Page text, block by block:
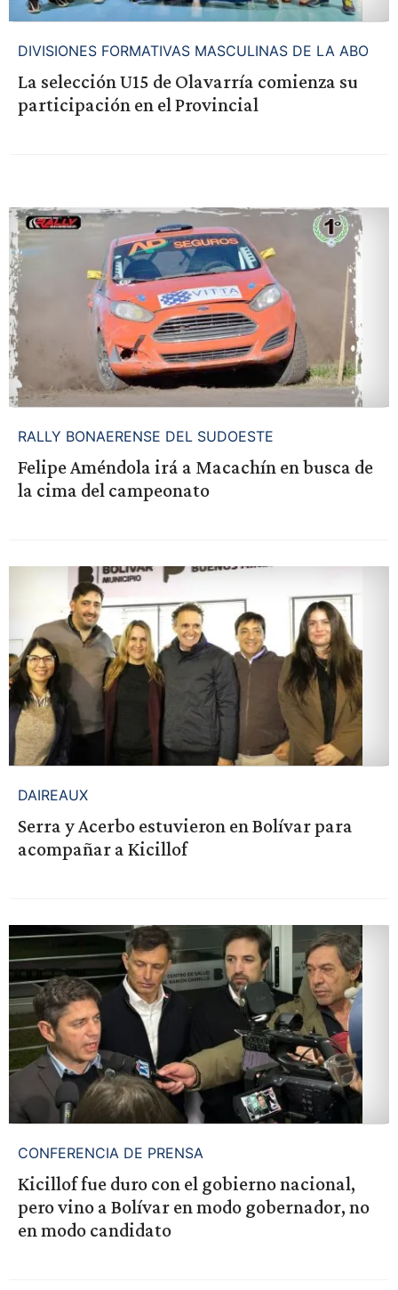
DIVISIONES FORMATIVAS MASCULINAS DE LA ABO
La selección U15 de Olavarría comienza su
participación en el Provincial
RALLY BONAERENSE DEL SUDOESTE
Felipe Améndola irá a Macachín en busca de
la cima del campeonato
DAIREAUX
Serra y Acerbo estuvieron en Bolívar para
acompañar a Kicillof
CONFERENCIA DE PRENSA
Kicillof fue duro con el gobierno nacional,
pero vino a Bolívar en modo gobernador, no
en modo candidato